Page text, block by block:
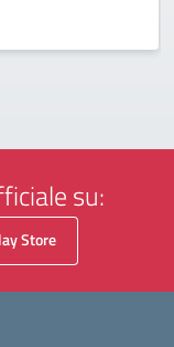
su:
Store